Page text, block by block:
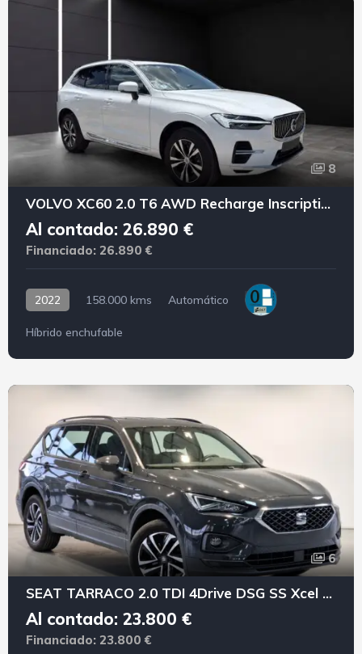
8
VOLVO XC60 2.0 T6 AWD Recharge Inscription Exp Auto
Al contado: 26.890 €
Financiado: 26.890 €
2022 158.000 kms Automático
Híbrido enchufable
6
SEAT TARRACO 2.0 TDI 4Drive DSG SS Xcel PLUS
Al contado: 23.800 €
Financiado: 23.800 €